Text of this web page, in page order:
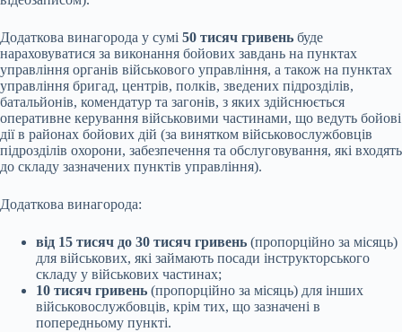
Додаткова винагорода у сумі 50 тисяч гривень буде
нараховуватися за виконання бойових завдань на пунктах
управління органів військового управління, а також на пунктах
управління бригад, центрів, полків, зведених підрозділів,
батальйонів, комендатур та загонів, з яких здійснюється
оперативне керування військовими частинами, що ведуть бойові
дії в районах бойових дій (за винятком військовослужбовців
підрозділів охорони, забезпечення та обслуговування, які входять
до складу зазначених пунктів управління).
Додаткова винагорода:
від 15 тисяч до 30 тисяч гривень (пропорційно за місяць)
для військових, які займають посади інструкторського
складу у військових частинах;
10 тисяч гривень (пропорційно за місяць) для інших
військовослужбовців, крім тих, що зазначені в
попередньому пункті.